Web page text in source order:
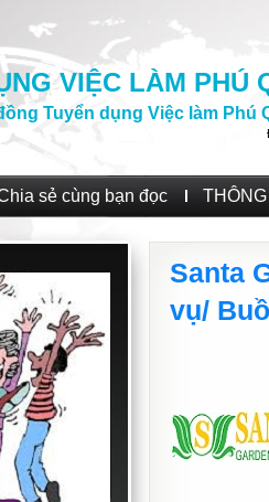
VIỆC LÀM PHÚ
Tuyển dụng Việc làm Phú
sẻ cùng bạn đọc
Santa
vụ/